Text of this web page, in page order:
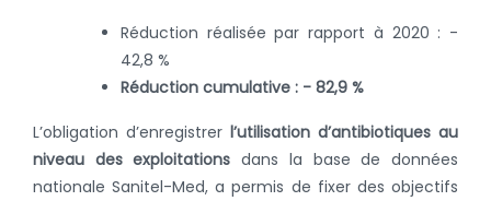
Réduction réalisée par rapport à 2020 : -
42,8 %
Réduction cumulative : - 82,9 %
L’obligation d’enregistrer l’utilisation d’antibiotiques au
niveau des exploitations dans la base de données
nationale Sanitel-Med, a permis de fixer des objectifs